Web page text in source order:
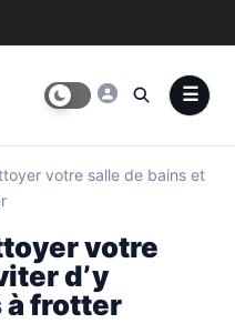
votre salle de bains et
votre
d’y
à frotter